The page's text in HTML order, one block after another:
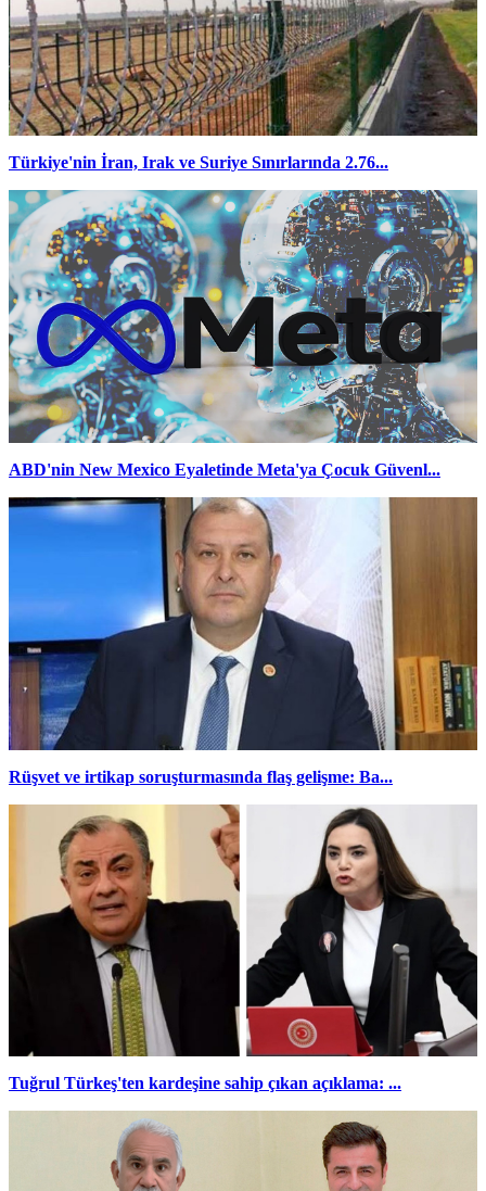
Türkiye'nin İran, Irak ve Suriye Sınırlarında 2.76...
ABD'nin New Mexico Eyaletinde Meta'ya Çocuk Güvenl...
Rüşvet ve irtikap soruşturmasında flaş gelişme: Ba...
Tuğrul Türkeş'ten kardeşine sahip çıkan açıklama: ...